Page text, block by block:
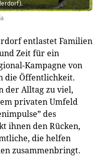
entlastet Familien
Zeit für ein
Kampagne von
die Öffentlichkeit.
der Alltag zu viel,
privaten Umfeld
des
ihnen den Rücken,
die helfen
zusammenbringt.